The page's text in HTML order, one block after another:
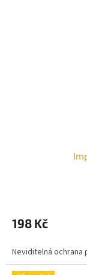
198 Kč
Neviditelná ochrana